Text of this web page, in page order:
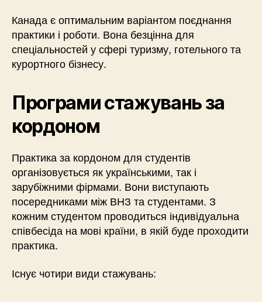
Канада є оптимальним варіантом поєднання
практики і роботи. Вона безцінна для
спеціальностей у сфері туризму, готельного та
курортного бізнесу.
Програми стажувань за
кордоном
Практика за кордоном для студентів
організовується як українськими, так і
зарубіжними фірмами. Вони виступають
посередниками між ВНЗ та студентами. З
кожним студентом проводиться індивідуальна
співбесіда на мові країни, в якій буде проходити
практика.
Існує чотири види стажувань: